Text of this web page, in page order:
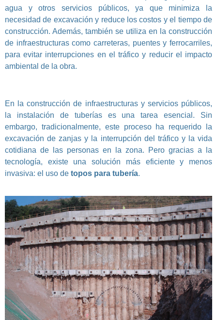
agua y otros servicios públicos, ya que minimiza la
necesidad de excavación y reduce los costos y el tiempo de
construcción. Además, también se utiliza en la construcción
de infraestructuras como carreteras, puentes y ferrocarriles,
para evitar interrupciones en el tráfico y reducir el impacto
ambiental de la obra.
En la construcción de infraestructuras y servicios públicos,
la instalación de tuberías es una tarea esencial. Sin
embargo, tradicionalmente, este proceso ha requerido la
excavación de zanjas y la interrupción del tráfico y la vida
cotidiana de las personas en la zona. Pero gracias a la
tecnología, existe una solución más eficiente y menos
invasiva: el uso de topos para tubería.